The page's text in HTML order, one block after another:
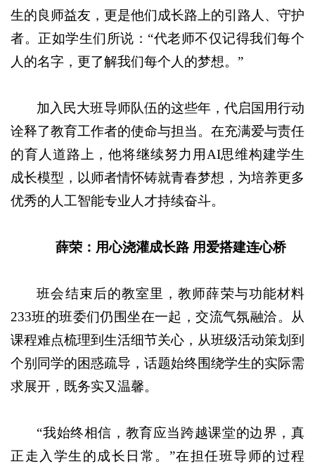
生的良师益友，更是他们成长路上的引路人、守护
者。正如学生们所说：“代老师不仅记得我们每个
人的名字，更了解我们每个人的梦想。”
加入民大班导师队伍的这些年，代启国用行动
诠释了教育工作者的使命与担当。在充满爱与责任
的育人道路上，他将继续努力用AI思维构建学生
成长模型，以师者情怀铸就青春梦想，为培养更多
优秀的人工智能专业人才持续奋斗。
薛荣：用心浇灌成长路 用爱搭建连心桥
班会结束后的教室里，教师薛荣与功能材料
233班的班委们仍围坐在一起，交流气氛融洽。从
课程难点梳理到生活细节关心，从班级活动策划到
个别同学的困惑疏导，话题始终围绕学生的实际需
求展开，既务实又温馨。
“我始终相信，教育应当跨越课堂的边界，真
正走入学生的成长日常。”在担任班导师的过程